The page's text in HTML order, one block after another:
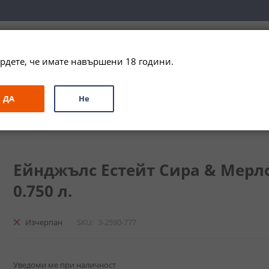
ЗА ПОДАРЪК ПРОМО СПЕЦИАЛНИ ПРЕДЛОЖЕНИЯ
/ Angels Estate Syrah & Merlot
Ейнджълс Естейт Сира &
0.750 л.
Изчерпан SKU 3-2590-777
Уведоми ме при наличност
че имате навършени 18 години.
ДА Не